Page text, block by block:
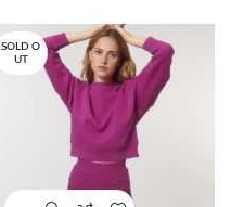
SOLD O
UT